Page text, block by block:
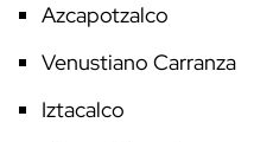
Azcapotzalco
Venustiano Carranza
Iztacalco